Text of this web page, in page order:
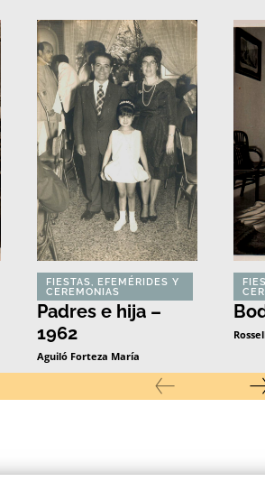
FIESTAS, EFEMÉRIDES Y
CEREMONIAS
Padres e hija –
1962
Aguiló Forteza María